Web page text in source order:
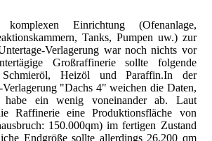
Einrichtung (Ofenanlage,
Tanks, Pumpen uw.) zur
Verlagerung war noch nichts vor
Großraffinerie sollte folgende
Heizöl und Paraffin.In der
"Dachs 4" weichen die Daten,
ein wenig voneinander ab. Laut
Raffinerie eine Produktionsfläche von
150.000qm) im fertigen Zustand
Endgröße sollte allerdings 26.200 qm